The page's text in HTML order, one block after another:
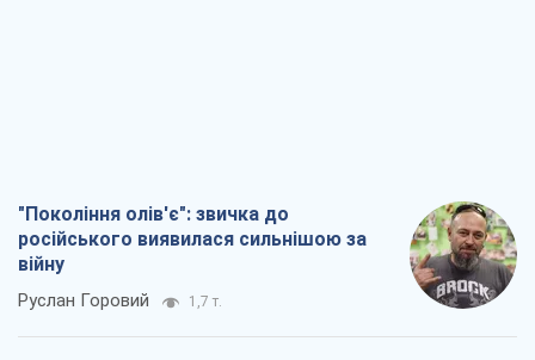
"Покоління олів'є": звичка до
російського виявилася сильнішою за
війну
Руслан Горовий 1,7 т.